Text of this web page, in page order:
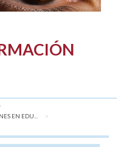
EN EDU...